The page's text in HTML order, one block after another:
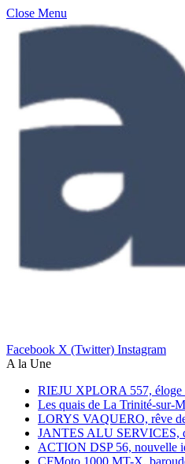
Close Menu
Facebook X (Twitter) Instagram
A la Une
RIEJU XPLORA 557, éloge
Les quais de La Trinité-sur-
LORYS VAQUERO, rêve
JANTES ALU SERVICES,
ACTION DSP 56, nouvelle
CFMoto 1000 MT-X,